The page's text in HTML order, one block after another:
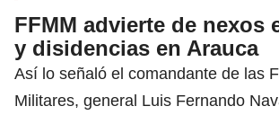
FFMM advierte de nexos
y disidencias en Arauca
Así lo señaló el comandante de las
Militares, general Luis Fernando